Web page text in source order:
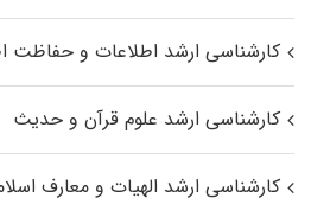
کارشناسی ارشد اطلاعات و حفاظت
کارشناسی ارشد علوم قرآن و حدیث
کارشناسی ارشد الهیات و معارف